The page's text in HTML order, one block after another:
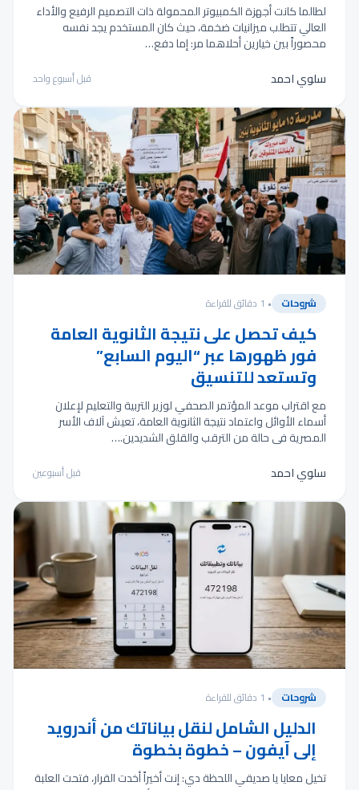
لطالما كانت أجهزة الكمبيوتر المحمولة ذات التصميم الرفيع والأداء
العالي تتطلب ميزانيات ضخمة، حيث كان المستخدم يجد نفسه
محصوراً بين خيارين أحلاهما مر: إما دفع…
سلوي احمد
قبل أسبوع واحد
شروحات • 1 دقائق للقراءة
كيف تحصل على نتيجة الثانوية العامة
فور ظهورها عبر “اليوم السابع”
وتستعد للتنسيق
مع اقتراب موعد المؤتمر الصحفي لوزير التربية والتعليم لإعلان
أسماء الأوائل واعتماد نتيجة الثانوية العامة، تعيش آلاف الأسر
المصرية في حالة من الترقب والقلق الشديدين.…
سلوي احمد
قبل أسبوعين
شروحات • 1 دقائق للقراءة
الدليل الشامل لنقل بياناتك من أندرويد
إلى آيفون – خطوة بخطوة
تخيل معايا يا صديقي اللحظة دي: إنت أخيراً أخدت القرار، فتحت العلبة